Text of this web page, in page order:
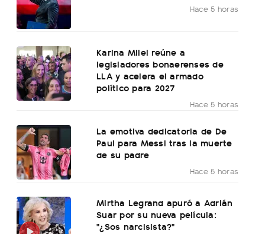
Hace 5 horas
Karina Milei reúne a
legisladores bonaerenses de
LLA y acelera el armado
político para 2027
Hace 5 horas
La emotiva dedicatoria de De
Paul para Messi tras la muerte
de su padre
Hace 5 horas
Mirtha Legrand apuró a Adrián
Suar por su nueva película:
"¿Sos narcisista?"